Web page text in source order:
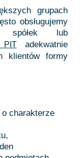
grupach
obsługujemy
spółek lub
adekwatnie
klientów formy
charakterze